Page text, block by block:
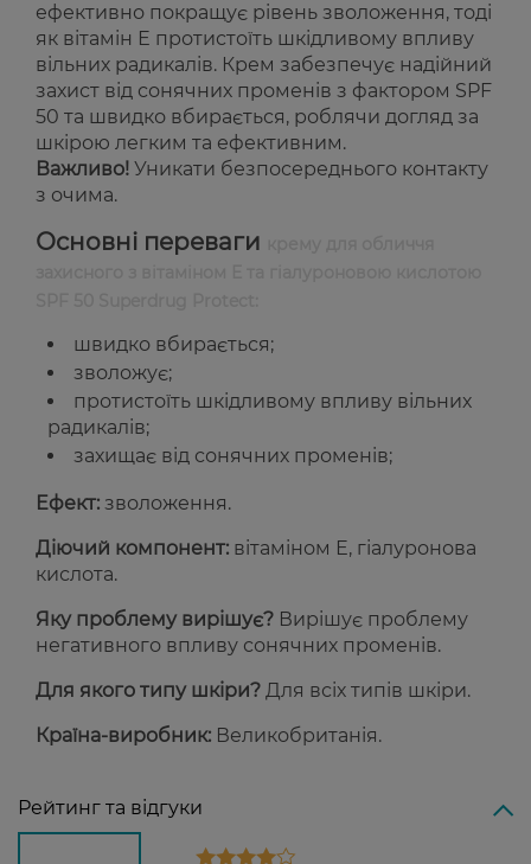
ефективно покращує рівень зволоження, тоді
як вітамін Е протистоїть шкідливому впливу
вільних радикалів. Крем забезпечує надійний
захист від сонячних променів з фактором SPF
50 та швидко вбирається, роблячи догляд за
шкірою легким та ефективним.
Важливо! Уникати безпосереднього контакту
з очима.
Основні переваги
швидко вбирається;
зволожує;
протистоїть шкідливому впливу вільних
радикалів;
захищає від сонячних променів;
Ефект: зволоження.
Діючий компонент: вітаміном Е, гіалуронова
кислота.
Яку проблему вирішує? Вирішує проблему
негативного впливу сонячних променів.
Для якого типу шкіри? Для всіх типів шкіри.
Країна-виробник: Великобританія.
Рейтинг та відгуки